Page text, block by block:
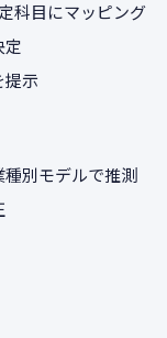
科目にマッピング
定
提示
別モデルで推測